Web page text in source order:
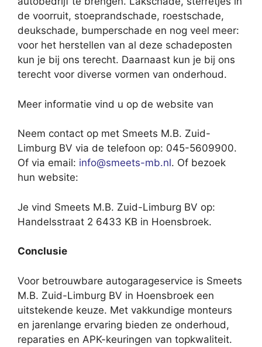
de voorruit, stoeprandschade, roestschade,
deukschade, bumperschade en nog veel meer:
voor het herstellen van al deze schadeposten
kun je bij ons terecht. Daarnaast kun je bij ons
terecht voor diverse vormen van onderhoud.
Meer informatie vind u op de website van
Neem contact op met Smeets M.B. Zuid-
Limburg BV via de telefoon op: 045-5609900.
Of via email: info@smeets-mb.nl. Of bezoek
hun website:
Je vind Smeets M.B. Zuid-Limburg BV op:
Handelsstraat 2 6433 KB in Hoensbroek.
Conclusie
Voor betrouwbare autogarageservice is Smeets
M.B. Zuid-Limburg BV in Hoensbroek een
uitstekende keuze. Met vakkundige monteurs
en jarenlange ervaring bieden ze onderhoud,
reparaties en APK-keuringen van topkwaliteit.